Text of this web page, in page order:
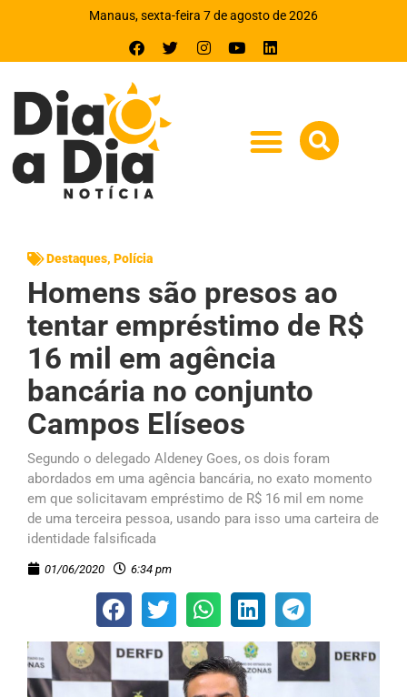
Manaus, sexta-feira 7 de agosto de 2026
Destaques, Polícia
Homens são presos ao
tentar empréstimo de R$
16 mil em agência
bancária no conjunto
Campos Elíseos
Segundo o delegado Aldeney Goes, os dois foram
abordados em uma agência bancária, no exato momento
em que solicitavam empréstimo de R$ 16 mil em nome
de uma terceira pessoa, usando para isso uma carteira de
identidade falsificada
01/06/2020 6:34 pm